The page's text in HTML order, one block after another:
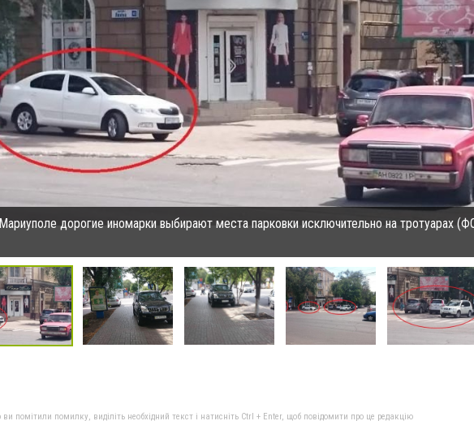
дорогие иномарки выбирают места парковки исключительно на тротуарах
помітили помилку, виділіть необхідний текст і натисніть Ctrl + Enter, щоб повідомити про це редакцію